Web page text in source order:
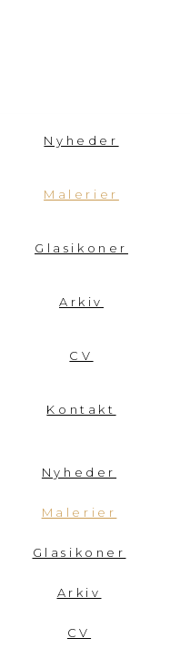
Nyheder
Malerier
Glasikoner
Arkiv
CV
Kontakt
Nyheder
Malerier
Glasikoner
Arkiv
CV